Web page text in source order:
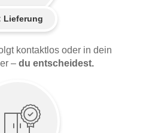
Lieferung
kontaktlos oder in dein
– du entscheidest.